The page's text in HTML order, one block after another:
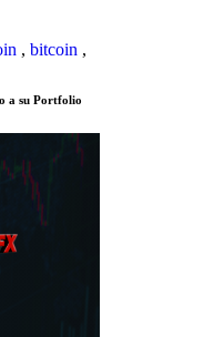
, bitcoin ,
a su Portfolio